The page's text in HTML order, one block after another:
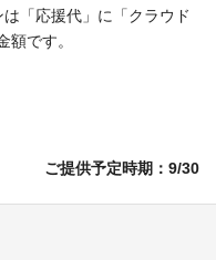
「応援代」に「クラウド
額です。
ご提供予定時期：9/30